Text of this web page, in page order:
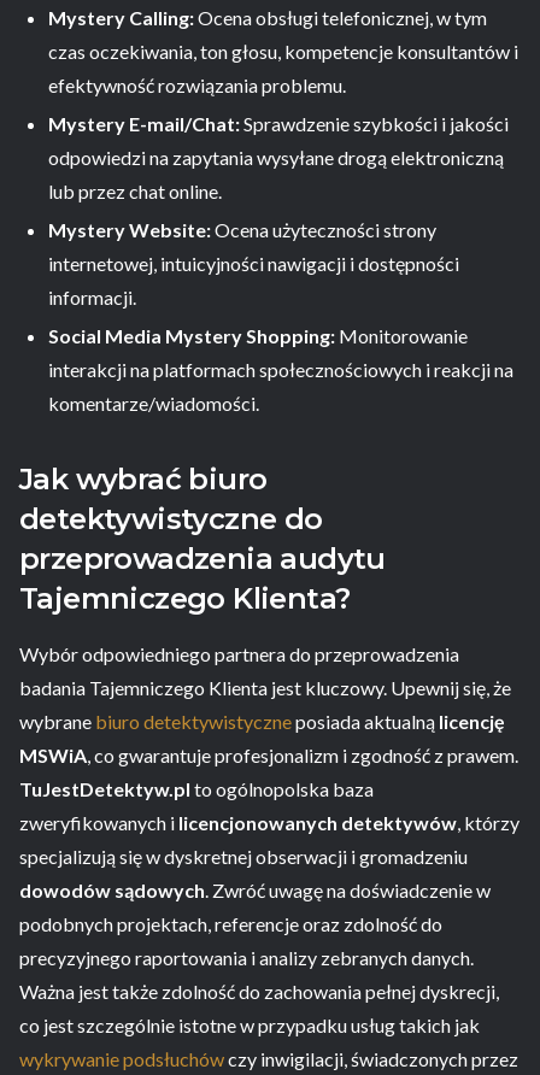
Mystery Calling:Ocena obsługi telefonicznej, w tym
czas oczekiwania, ton głosu, kompetencje konsultantów i
efektywność rozwiązania problemu.
Mystery E-mail/Chat:Sprawdzenie szybkości i jakości
odpowiedzi na zapytania wysyłane drogą elektroniczną
lub przez chat online.
Mystery Website:Ocena użyteczności strony
internetowej, intuicyjności nawigacji i dostępności
informacji.
Social Media Mystery Shopping: Monitorowanie
interakcji na platformach społecznościowych i reakcji na
komentarze/wiadomości.
Jak wybrać biuro
detektywistyczne do
przeprowadzenia audytu
Tajemniczego Klienta?
Wybór odpowiedniego partnera do przeprowadzenia
badania Tajemniczego Klienta jest kluczowy. Upewnij się, że
wybrane biuro detektywistyczneposiada aktualną licencję
MSWiA, co gwarantuje profesjonalizm i zgodność z prawem.
TuJestDetektyw.pl to ogólnopolska baza
zweryfikowanych i licencjonowanych detektywów, którzy
specjalizują się w dyskretnej obserwacji i gromadzeniu
dowodów sądowych. Zwróć uwagę na doświadczenie w
podobnych projektach, referencje oraz zdolność do
precyzyjnego raportowania i analizy zebranych danych.
Ważna jest także zdolność do zachowania pełnej dyskrecji,
co jest szczególnie istotne w przypadku usług takich jak
wykrywanie podsłuchówczy inwigilacji, świadczonych przez